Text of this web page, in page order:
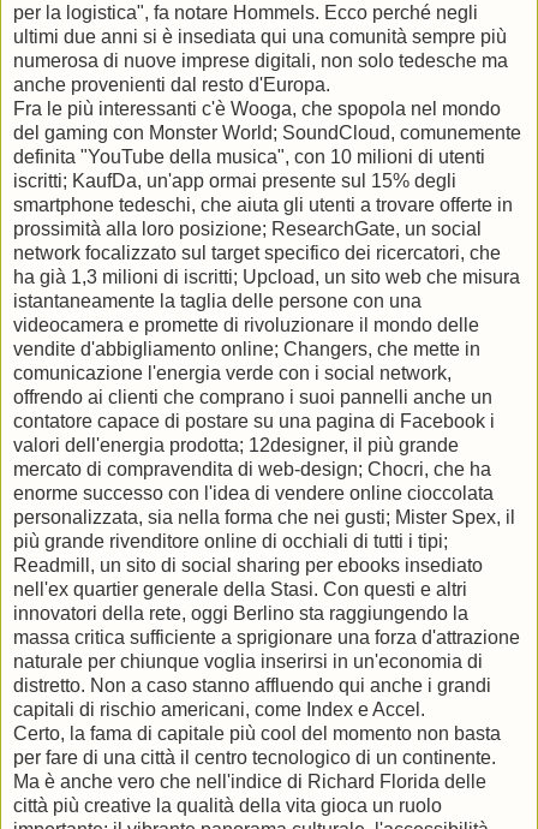
per la logistica", fa notare Hommels. Ecco perché negli
ultimi due anni si è insediata qui una comunità sempre più
numerosa di nuove imprese digitali, non solo tedesche ma
anche provenienti dal resto d'Europa.
Fra le più interessanti c'è Wooga, che spopola nel mondo
del gaming con Monster World; SoundCloud, comunemente
definita "YouTube della musica", con 10 milioni di utenti
iscritti; KaufDa, un'app ormai presente sul 15% degli
smartphone tedeschi, che aiuta gli utenti a trovare offerte in
prossimità alla loro posizione; ResearchGate, un social
network focalizzato sul target specifico dei ricercatori, che
ha già 1,3 milioni di iscritti; Upcload, un sito web che misura
istantaneamente la taglia delle persone con una
videocamera e promette di rivoluzionare il mondo delle
vendite d'abbigliamento online; Changers, che mette in
comunicazione l'energia verde con i social network,
offrendo ai clienti che comprano i suoi pannelli anche un
contatore capace di postare su una pagina di Facebook i
valori dell'energia prodotta; 12designer, il più grande
mercato di compravendita di web-design; Chocri, che ha
enorme successo con l'idea di vendere online cioccolata
personalizzata, sia nella forma che nei gusti; Mister Spex, il
più grande rivenditore online di occhiali di tutti i tipi;
Readmill, un sito di social sharing per ebooks insediato
nell'ex quartier generale della Stasi. Con questi e altri
innovatori della rete, oggi Berlino sta raggiungendo la
massa critica sufficiente a sprigionare una forza d'attrazione
naturale per chiunque voglia inserirsi in un'economia di
distretto. Non a caso stanno affluendo qui anche i grandi
capitali di rischio americani, come Index e Accel.
Certo, la fama di capitale più cool del momento non basta
per fare di una città il centro tecnologico di un continente.
Ma è anche vero che nell'indice di Richard Florida delle
città più creative la qualità della vita gioca un ruolo